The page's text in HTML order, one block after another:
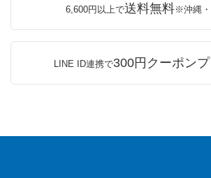
6,600円以上で送料無料※沖縄・
LINE ID連携で300円クーポンプ